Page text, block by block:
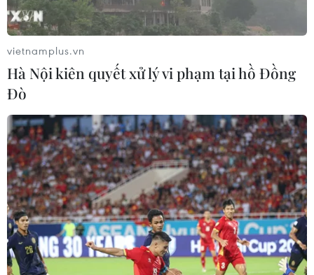
vietnamplus.vn
Hà Nội kiên quyết xử lý vi phạm tại hồ Đồng
Đò